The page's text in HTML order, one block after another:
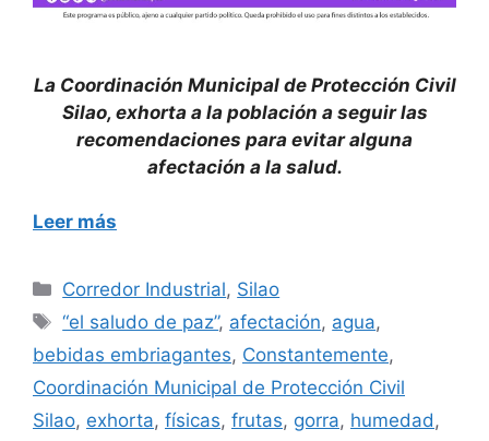
La Coordinación Municipal de Protección Civil
Silao, exhorta a la población a seguir las
recomendaciones para evitar alguna
afectación a la salud.
Leer más
Categorías
Corredor Industrial, Silao
Etiquetas
“el saludo de paz”, afectación, agua,
bebidas embriagantes, Constantemente,
Coordinación Municipal de Protección Civil
Silao, exhorta, físicas, frutas, gorra, humedad,